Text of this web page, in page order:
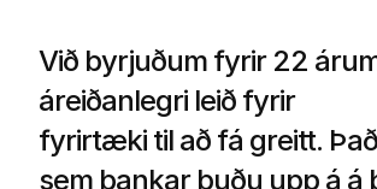
Við byrjuðum fyrir 22
áreiðanlegri leið fyrir
fyrirtæki til að fá greitt.
sem bankar buðu upp á á